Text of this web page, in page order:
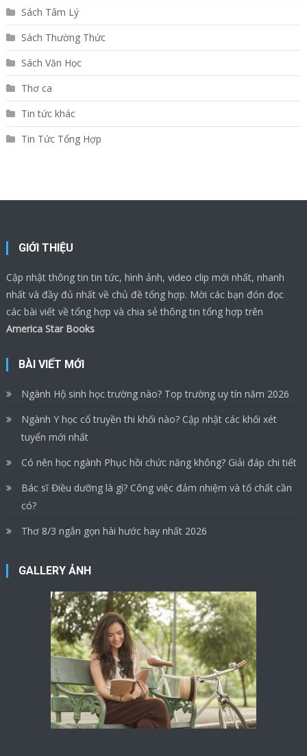
Sách Tâm Lý
Sách Thường Thức
Sách Văn Học
Thơ ca
Tin tức khác
Tin Tức Tổng Hợp
GIỚI THIỆU
Cập nhật thông tin tin tức, hình ảnh, video clip mới nhất, nhanh
nhất và đầy đủ nhất về chủ đề tổng hợp. Mời các bạn đón đọc
các bài viết về tổng hợp và chia sẻ thông tin tổng hợp trên
America Star Books
BÀI VIẾT MỚI
Ngành Hộ sinh học trường nào? Top trường uy tín năm 2026
Ngành Y học cổ truyền thi khối nào? Cập nhật các khối xét
tuyển mới nhất
Có nên học ngành Phục hồi chức năng không? Giải đáp chi tiết
Bác sĩ Điều dưỡng là gì? Công việc đảm nhiệm và tố chất cần
có?
Thơ 8/3 ngắn gọn hài hước hay nhất 2026
GALLERY ẢNH